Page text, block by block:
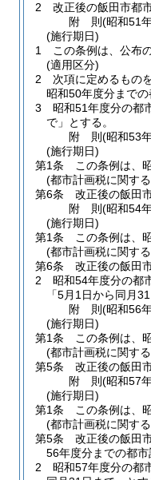
2
改正後の飯田市都
附 則(昭和51
(施行期日)
1
この条例は、公布
(適用区分)
2
次項に定めるもの
昭和50年度分まで
3
昭和51年度分の都
で」とする。
附 則(昭和53
(施行期日)
第1条
この条例は、
(都市計画税に関す
第6条
改正後の飯田
附 則(昭和54
(施行期日)
第1条
この条例は、
(都市計画税に関す
第6条
改正後の飯田
2
昭和54年度分の都
「5月1日から同月
附 則(昭和56
(施行期日)
第1条
この条例は、
(都市計画税に関す
第5条
改正後の飯田
附 則(昭和57
(施行期日)
第1条
この条例は、
(都市計画税に関す
第5条
改正後の飯田
56年度分までの都市
2
昭和57年度分の都